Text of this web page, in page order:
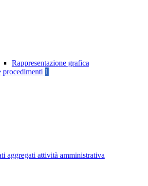
Rappresentazione grafica
procedimenti 1
aggregati attività amministrativa